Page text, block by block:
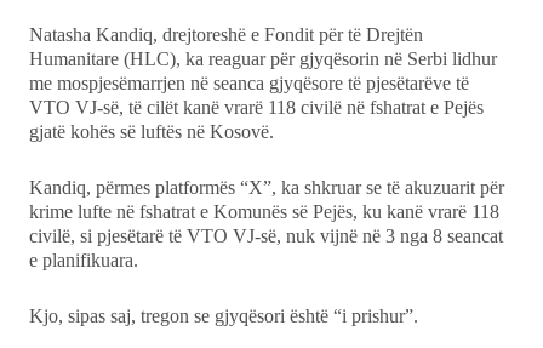
Natasha Kandiq, drejtoreshë e Fondit për të Drejtën
Humanitare (HLC), ka reaguar për gjyqësorin në Serbi lidhur
me mospjesëmarrjen në seanca gjyqësore të pjesëtarëve të
VTO VJ-së, të cilët kanë vrarë 118 civilë në fshatrat e Pejës
gjatë kohës së luftës në Kosovë.
Kandiq, përmes platformës “X”, ka shkruar se të akuzuarit për
krime lufte në fshatrat e Komunës së Pejës, ku kanë vrarë 118
civilë, si pjesëtarë të VTO VJ-së, nuk vijnë në 3 nga 8 seancat
e planifikuara.
Kjo, sipas saj, tregon se gjyqësori është “i prishur”.